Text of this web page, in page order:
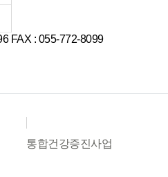
통합건강증진사업